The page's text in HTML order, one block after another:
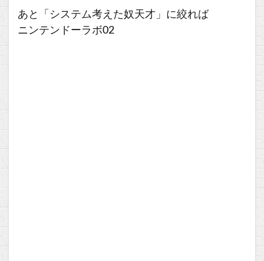
あと「システム考えた奴天才」に絞れば
ニンテンドーラボ02